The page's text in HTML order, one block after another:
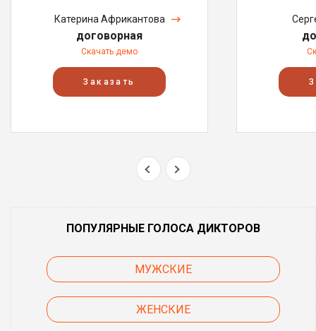
Катерина Африкантова
договорная
Скачать демо
Заказать
ПОПУЛЯРНЫЕ ГОЛОСА ДИКТОРОВ
МУЖСКИЕ
ЖЕНСКИЕ